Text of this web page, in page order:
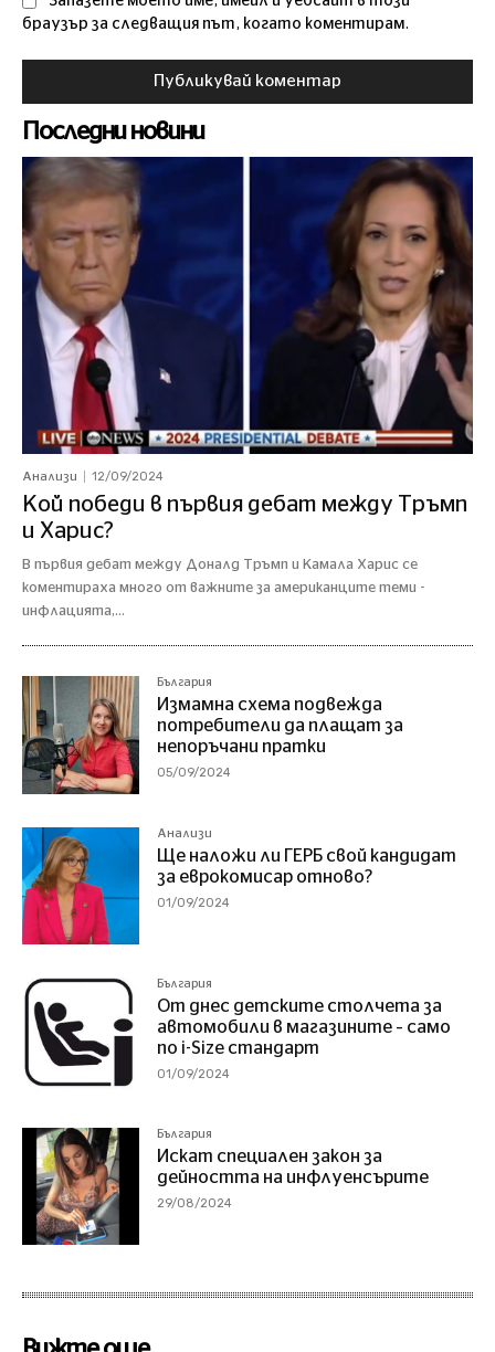
браузър за следващия път, когато коментирам.
Последни новини
Анализи 12/09/2024
Кой победи в първия дебат между Тръмп
и Харис?
В първия дебат между Доналд Тръмп и Камала Харис се
коментираха много от важните за американците теми -
инфлацията,...
България
Измамна схема подвежда
потребители да плащат за
непоръчани пратки
05/09/2024
Анализи
Ще наложи ли ГЕРБ свой кандидат
за еврокомисар отново?
01/09/2024
България
От днес детските столчета за
автомобили в магазините – само
по i-Size стандарт
01/09/2024
България
Искат специален закон за
дейността на инфлуенсърите
29/08/2024